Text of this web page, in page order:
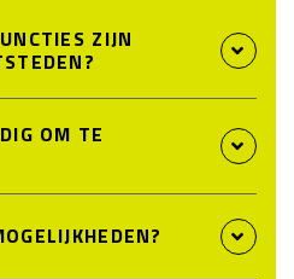
ZIJN
OM TE